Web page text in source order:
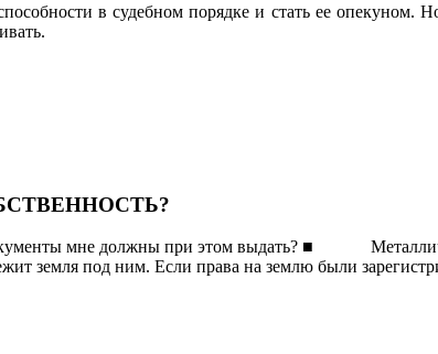
в судебном порядке и стать ее опекуном.
мне должны при этом выдать? ■
земля под ним. Если права на землю были